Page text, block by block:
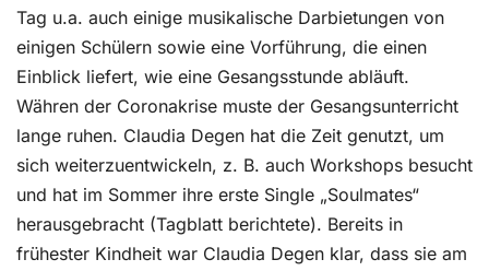
Tag u.a. auch einige musikalische Darbietungen von
einigen Schülern sowie eine Vorführung, die einen
Einblick liefert, wie eine Gesangsstunde abläuft.
Währen der Coronakrise muste der Gesangsunterricht
lange ruhen. Claudia Degen hat die Zeit genutzt, um
sich weiterzuentwickeln, z. B. auch Workshops besucht
und hat im Sommer ihre erste Single „Soulmates“
herausgebracht (Tagblatt berichtete). Bereits in
frühester Kindheit war Claudia Degen klar, dass sie am